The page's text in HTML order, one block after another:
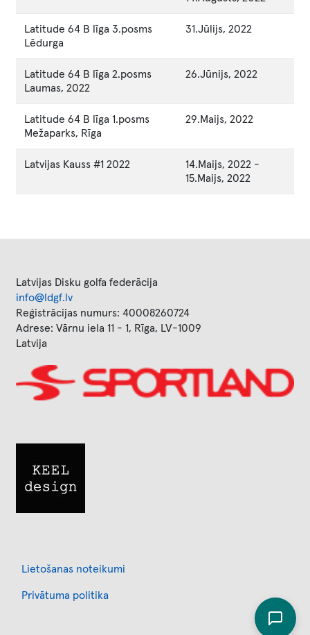
Latitude 64 B līga 3.posms
Lēdurga
31.Jūlijs, 2022
Latitude 64 B līga 2.posms
Laumas, 2022
26.Jūnijs, 2022
Latitude 64 B līga 1.posms
Mežaparks, Rīga
29.Maijs, 2022
Latvijas Kauss #1 2022 14.Maijs, 2022 -
15.Maijs, 2022
Latvijas Disku golfa federācija
info@ldgf.lv
Reģistrācijas numurs: 40008260724
Adrese: Vārnu iela 11 - 1, Rīga, LV-1009
Latvija
Image
Lietošanas noteikumi
Privātuma politika